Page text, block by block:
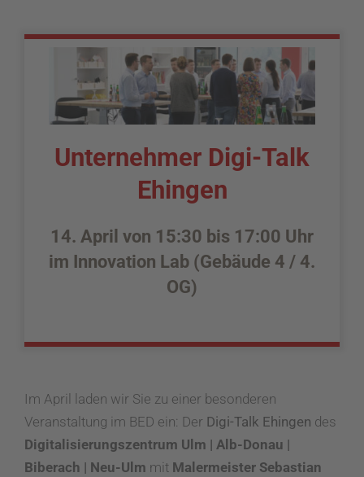
Unternehmer Digi-Talk
Ehingen
14. April von 15:30 bis 17:00 Uhr
im Innovation Lab (Gebäude 4 / 4.
OG)
Im April laden wir Sie zu einer besonderen
Veranstaltung im BED ein: Der Digi-Talk Ehingen des
Digitalisierungszentrum Ulm | Alb-Donau |
Biberach | Neu-Ulm mit Malermeister Sebastian